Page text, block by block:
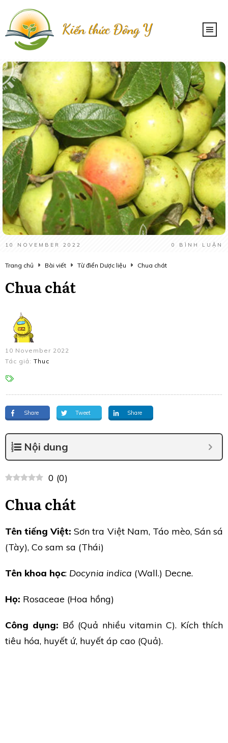
Kiến thức Đông Y
10 NOVEMBER 2022 0 BÌNH LUẬN
Trang chủ Bài viết Từ điển Dược liệu Chua chát
Chua chát
10 November 2022
Tác giả: Thuc
Share Tweet Share
Nội dung
0 (0)
Chua chát
Tên tiếng Việt: Sơn tra Việt Nam, Táo mèo, Sán sá
(Tày), Co sam sa (Thái)
Tên khoa học: Docynia indica (Wall.) Decne.
Họ: Rosaceae (Hoa hồng)
Công dụng: Bổ (Quả nhiều vitamin C). Kích thích
tiêu hóa, huyết ứ, huyết áp cao (Quả).